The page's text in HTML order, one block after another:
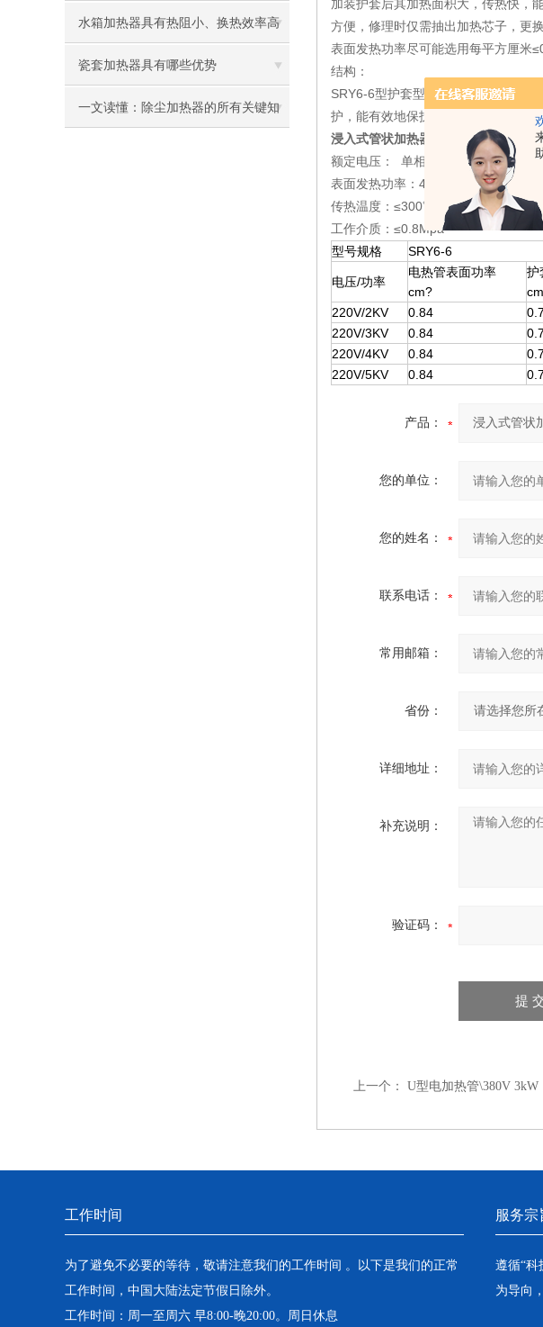
呢？
水箱加热器具有热阻小、换热效率高
的优点
瓷套加热器具有哪些优势
一文读懂：除尘加热器的所有关键知
加装护套后其加热面积大，传热快，
方便，修理时仅需抽出加热芯子，更
表面发热功率尽可能选用每平方厘米
结构：
SRY6-6型护套型电加热器主护套管
护，能有效地保护接线装置的安全。
浸入式管状加热器 SRY-2型 220V
额定电压： 单相220V 三相380V
表面发热功率：4型5型≤1.8W 6型7型
传热温度：≤300℃
工作介质：≤0.8Mpa
型号规格
SRY6-6
电压/功率
电热管表面功率
cm?
护
220V/2KV 0.84 0.7
220V/3KV
0.84 0.7
220V/4KV
0.84 0.7
220V/5KV
0.84 0.7
产品：
您的单位：
您的姓名：
联系电话：
常用邮箱：
省份：
详细地址：
补充说明：
验证码：
上一个： U型电加热管\380V 3kW
工作时间
为了避免不必要的等待，敬请注意我们的工作时间 。以下是我们的正常
工作时间，中国大陆法定节假日除外。
工作时间：周一至周六 早8:00-晚20:00。周日休息
服务宗
遵循“科
为导向